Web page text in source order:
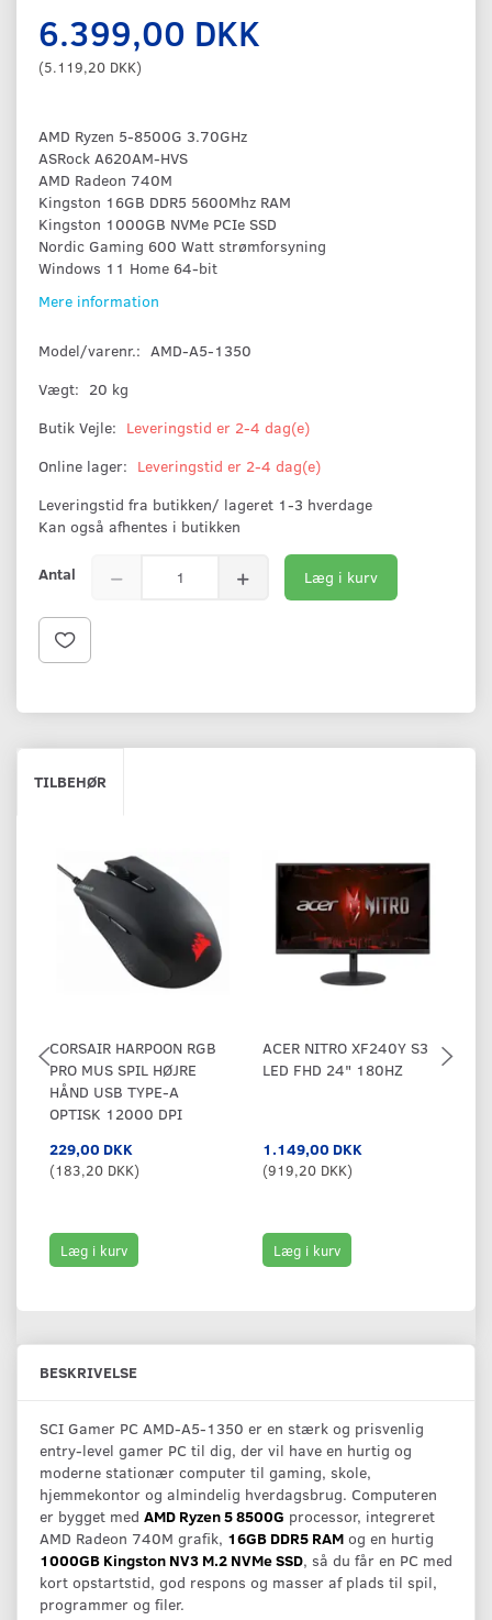
6.399,00 DKK
(5.119,20 DKK)
AMD Ryzen 5-8500G 3.70GHz
ASRock A620AM-HVS
AMD Radeon 740M
Kingston 16GB DDR5 5600Mhz RAM
Kingston 1000GB NVMe PCIe SSD
Nordic Gaming 600 Watt strømforsyning
Windows 11 Home 64-bit
Mere information
Model/varenr.: AMD-A5-1350
Vægt: 20 kg
Butik Vejle: Leveringstid er 2-4 dag(e)
Online lager: Leveringstid er 2-4 dag(e)
Leveringstid fra butikken/ lageret 1-3 hverdage
Kan også afhentes i butikken
Antal Læg i kurv
TILBEHØR
CORSAIR HARPOON RGB
PRO MUS SPIL HØJRE
HÅND USB TYPE-A
OPTISK 12000 DPI
229,00 DKK
(183,20 DKK)
Læg i kurv
ACER NITRO XF240Y S3
LED FHD 24" 180HZ
1.149,00 DKK
(919,20 DKK)
Læg i kurv
BESKRIVELSE
SCI Gamer PC AMD-A5-1350 er en stærk og prisvenlig
entry-level gamer PC til dig, der vil have en hurtig og
moderne stationær computer til gaming, skole,
hjemmekontor og almindelig hverdagsbrug. Computeren
er bygget med AMD Ryzen 5 8500G processor, integreret
AMD Radeon 740M grafik, 16GB DDR5 RAM og en hurtig
1000GB Kingston NV3 M.2 NVMe SSD, så du får en PC med
kort opstartstid, god respons og masser af plads til spil,
programmer og filer.